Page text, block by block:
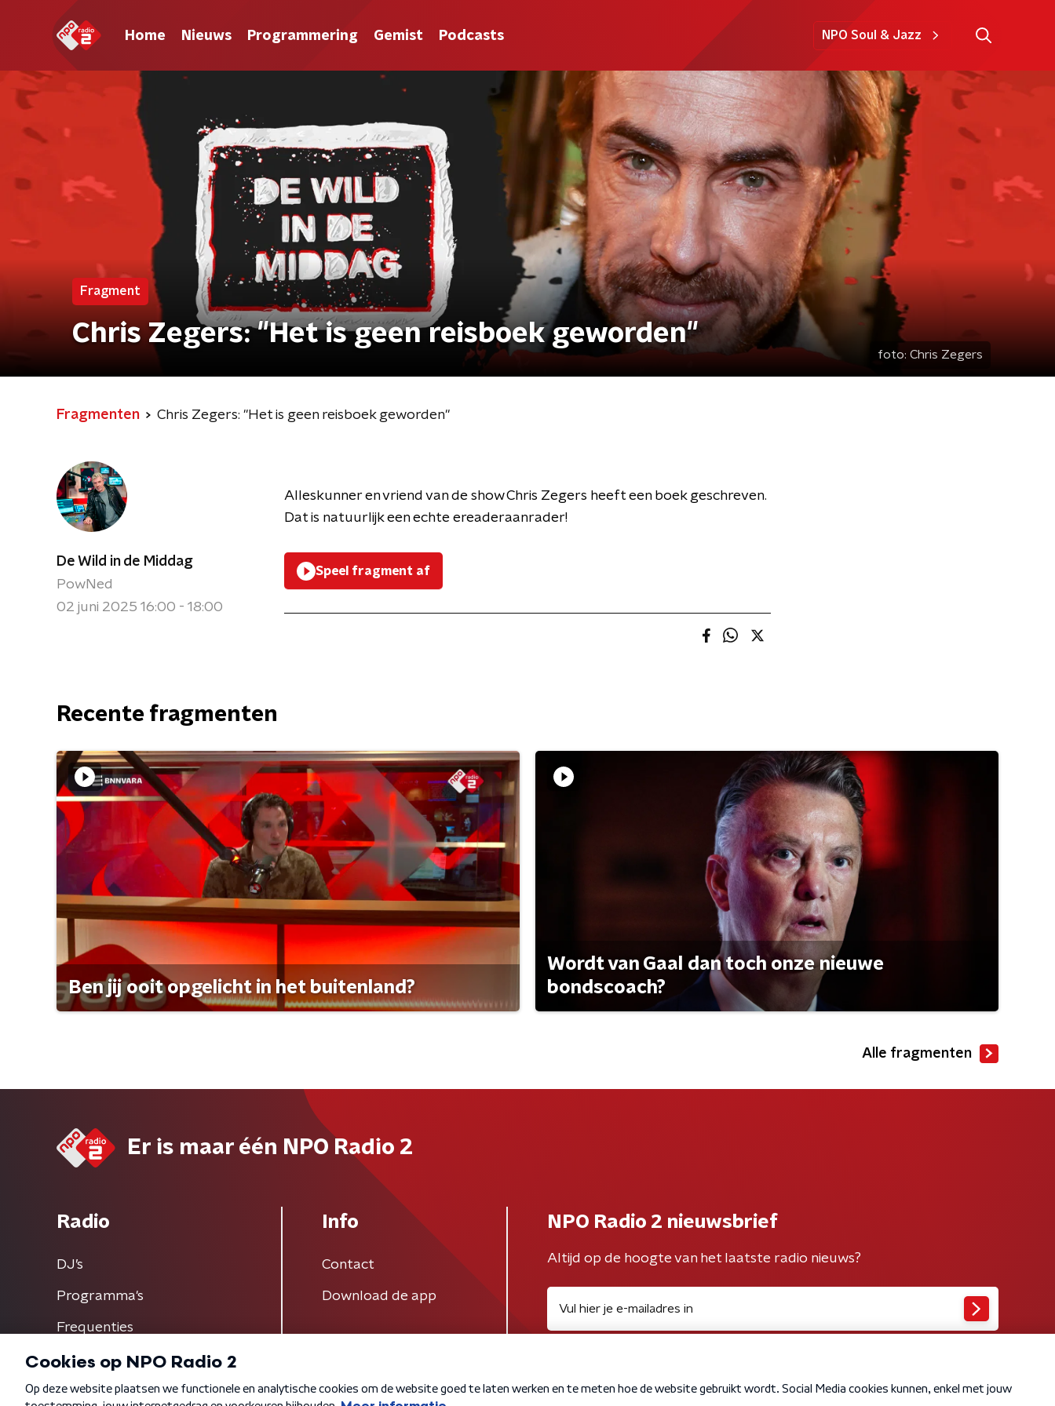
Home Nieuws Programmering Gemist Podcasts NPO Soul & Jazz
Fragment
Chris Zegers: "Het is geen reisboek geworden"
foto: Chris Zegers
Fragmenten Chris Zegers: "Het is geen reisboek geworden"
De Wild in de Middag
PowNed
02 juni 2025 16:00 - 18:00
Alleskunner en vriend van de show Chris Zegers heeft een boek geschreven.
Dat is natuurlijk een echte ereaderaanrader!
Speel fragment af
Recente fragmenten
Ben jij ooit opgelicht in het buitenland?
Wordt van Gaal dan toch onze nieuwe
bondscoach?
Alle fragmenten
Er is maar één NPO Radio 2
Radio
DJ’s
Programma's
Frequenties
Info
Contact
Download de app
NPO Radio 2 nieuwsbrief
Altijd op de hoogte van het laatste radio nieuws?